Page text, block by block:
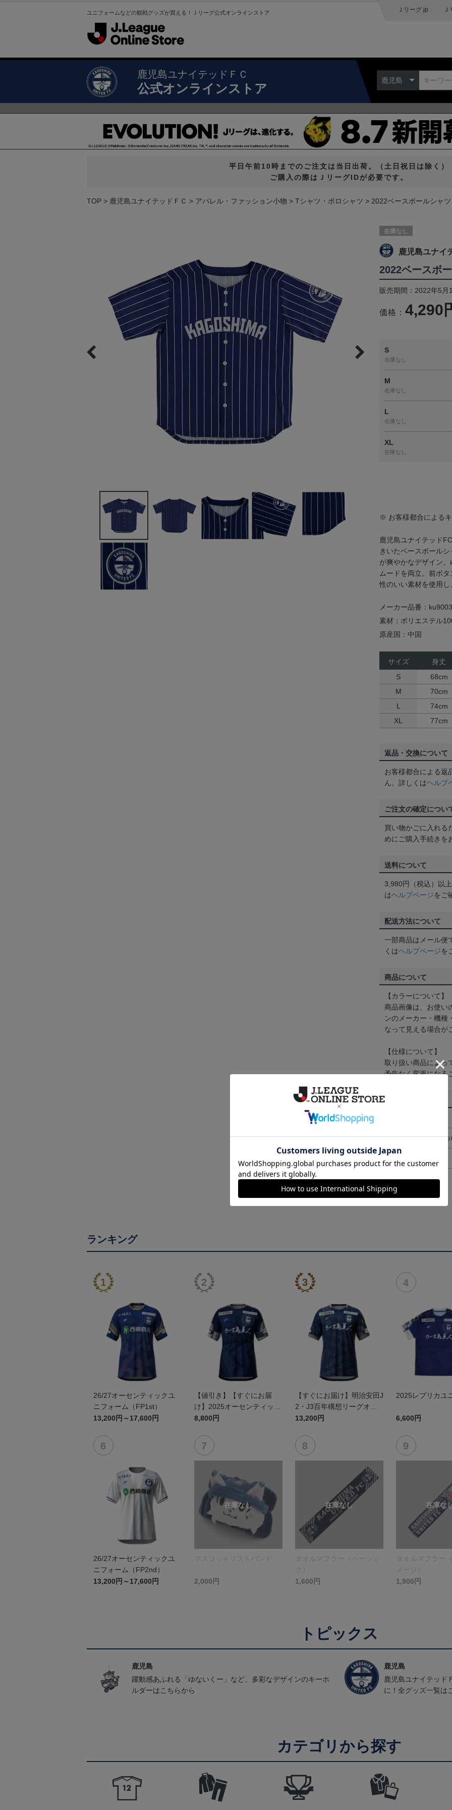
ユニフォームなどの観戦グッズが買える！Ｊリーグ公式オンラインストア Ｊリーグ.jp
鹿児島ユナイテッドＦＣ
公式オンラインストア
鹿児島
平日午前10時までのご注文は当日出荷。（土日祝日は除く）
ご購入の際はＪリーグIDが必要です。
TOP 鹿児島ユナイテッドＦＣ アパレル・ファッション小物 Tシャツ・ポロシャツ 2022ベースボールシャツ
在庫なし
鹿児島ユナイ
2022ベースボ
販売期間：2022年5
価格： 4,290
S
在庫なし
M
在庫なし
L
在庫なし
XL
在庫なし
※ お客様都合による
鹿児島ユナイテッド
きいたベースボール
が爽やかなデザイン
ムードを両立。前ボ
性のいい素材を使用
メーカー品番：
素材：ポリエステル
原産国：中国
サイズ
身丈
S
68cm
M
70cm
L
74cm
XL
77cm
返品・交換について
お客様都合による返
ん。詳しくはヘルプ
ご注文の確定につい
買い物かごに入れる
めにご購入手続きを
送料について
3,980円（税込）以
はヘルプページをご
配送方法について
一部商品はメール便
くはヘルプページを
商品について
【カラーについて】
商品画像は、お使い
ンのメーカー・機種
なって見える場合が
【仕様について】
取り扱い商品によっ
予告なく変更になる
その他
ギフト対応につ
ランキング
26/27オーセンティックユ
ニフォーム（FP1st）
13,200円～17,600円
【値引き】【すぐにお届
け】2025オーセンティック
ユニフォーム FP1st
8,800円
【すぐにお届け】明治安田J
2・J3百年構想リーグオー
センティックユニフォーム
13,200円
2025レプリカユ
6,600円
26/27オーセンティックユ
ニフォーム（FP2nd）
13,200円～17,600円
マスコットリストバンド
2,000円
タオルマフラー（ベーシッ
ク）
1,600円
タオルマフラー
メージ）
1,900円
トピックス
鹿児島
躍動感あふれる「ゆないくー」など、多彩なデザインのキーホ
ルダーはこちらから
鹿児島
鹿児島ユナイテッド
に！全グッズ一覧は
カテゴリから探す